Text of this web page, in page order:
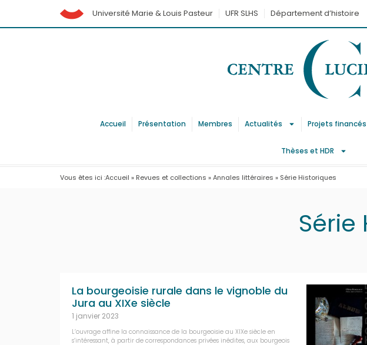
Université Marie & Louis Pasteur UFR SLHS Département d’histoire
Accueil Présentation Membres Actualités Projets financés
Thèses et HDR
Vous êtes ici :Accueil » Revues et collections »Annales littéraires » Série Historiques
Série
La bourgeoisie rurale dans le vignoble du
Jura au XIXe siècle
1 janvier 2023
L’ouvrage affine la connaissance de la bourgeoisie au XIXe siècle en
s’intéressant, à partir de correspondances privées inédites, aux bourgeois